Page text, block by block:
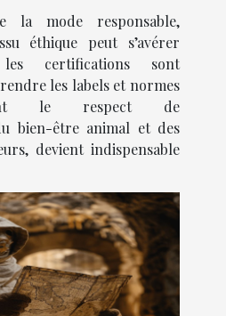
la mode responsable,
éthique peut s’avérer
certifications sont
les labels et normes
le respect de
bien-être animal et des
devient indispensable